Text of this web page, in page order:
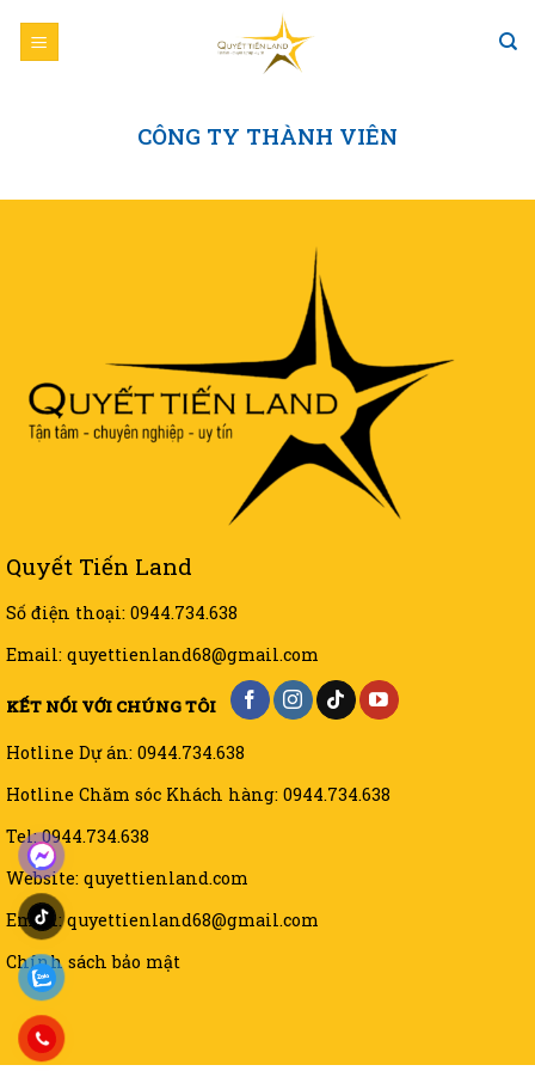
CÔNG TY THÀNH VIÊN
Quyết Tiến Land
Số điện thoại: 0944.734.638
Email: quyettienland68@gmail.com
KẾT NỐI VỚI CHÚNG TÔI
Hotline Dự án: 0944.734.638
Hotline Chăm sóc Khách hàng: 0944.734.638
Tel: 0944.734.638
Website: quyettienland.com
Email: quyettienland68@gmail.com
Chính sách bảo mật